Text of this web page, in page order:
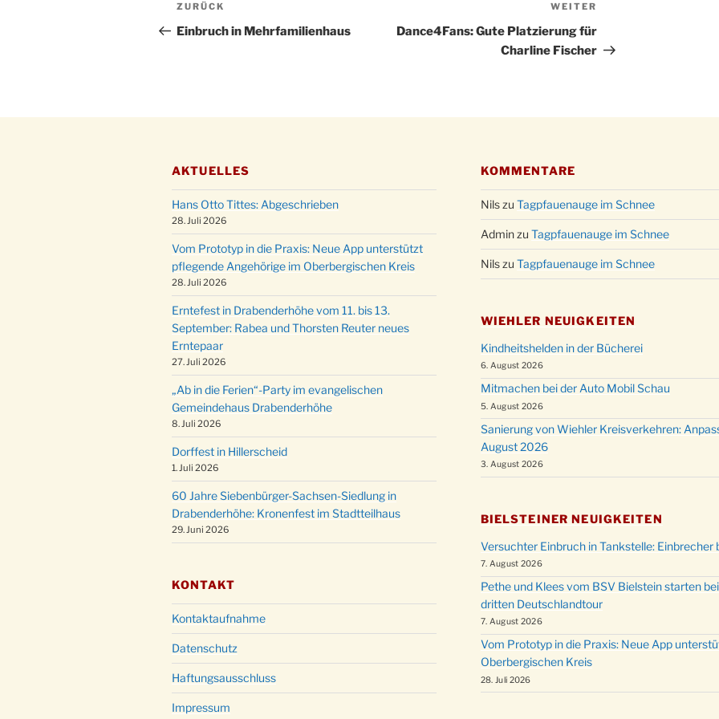
Vorheriger
Beitrag
ZURÜCK
Einbruch in Mehrfamilienhaus
Beitrag
WEITER
Dance4Fans: Gute Platzierung für
Charline Fischer
AKTUELLES
Hans Otto Tittes: Abgeschrieben
28. Juli 2026
Vom Prototyp in die Praxis: Neue App unterstützt
pflegende Angehörige im Oberbergischen Kreis
28. Juli 2026
Erntefest in Drabenderhöhe vom 11. bis 13.
September: Rabea und Thorsten Reuter neues
Erntepaar
27. Juli 2026
„Ab in die Ferien“-Party im evangelischen
Gemeindehaus Drabenderhöhe
8. Juli 2026
Dorffest in Hillerscheid
1. Juli 2026
60 Jahre Siebenbürger-Sachsen-Siedlung in
Drabenderhöhe: Kronenfest im Stadtteilhaus
29. Juni 2026
KONTAKT
Kontaktaufnahme
Datenschutz
Haftungsausschluss
Impressum
KOMMENTARE
Nilszu Tagpfauenauge im Schnee
Adminzu Tagpfauenauge im Schnee
Nilszu Tagpfauenauge im Schnee
WIEHLER NEUIGKEITEN
Kindheitshelden in der Bücherei
6. August 2026
Mitmachen bei der Auto Mobil Schau
5. August 2026
Sanierung von Wiehler Kreisverkehren:
August 2026
3. August 2026
BIELSTEINER NEUIGKEITEN
Versuchter Einbruch in Tankstelle:
7. August 2026
Pethe und Klees vom BSV Bielstein starten
dritten Deutschlandtour
7. August 2026
Vom Prototyp in die Praxis: Neue App
Oberbergischen Kreis
28. Juli 2026